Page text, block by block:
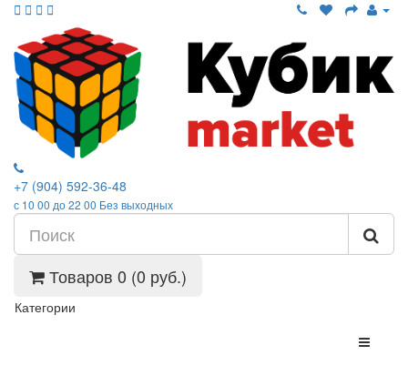
+7 (904) 592-36-48
с 10 00 до 22 00 Без выходных
Товаров 0 (0 руб.)
Категории